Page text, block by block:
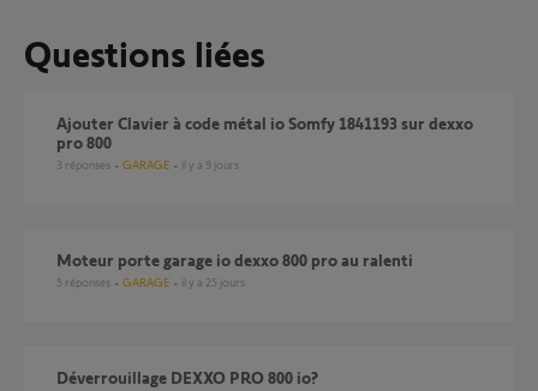
Questions liées
Ajouter Clavier à code métal io Somfy 1841193 sur dexxo
pro 800
3 réponses GARAGE il y a 9 jours
Moteur porte garage io dexxo 800 pro au ralenti
5 réponses GARAGE il y a 25 jours
déverrouillage DEXXO PRO 800 io?